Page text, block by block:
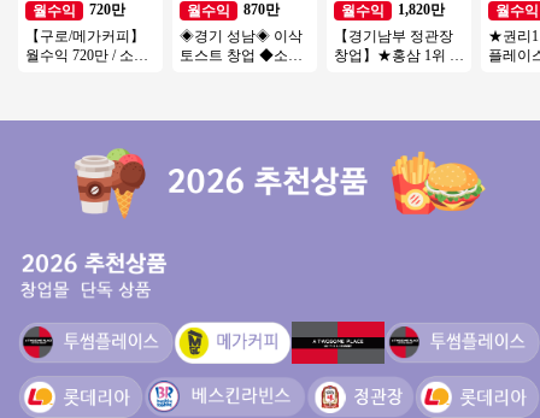
월수익
720만
【구로/메가커피】
월수익 720만 / 소자
월수익
870만
◈경기 성남◈ 이삭
토스트 창업 ◆소자
월수익
1,820만
【경기남부 정관장
창업】★홍삼 1위 브
월수익
★권리
플레이